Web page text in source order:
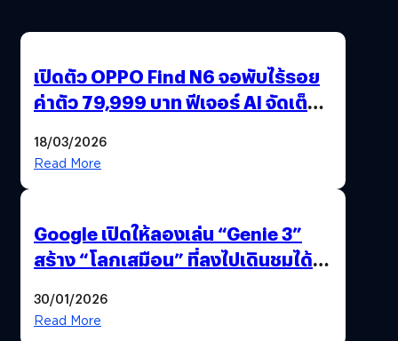
เปิดตัว OPPO Find N6 จอพับไร้รอย
ค่าตัว 79,999 บาท ฟีเจอร์ AI จัดเต็ม
18/03/2026
Read More
Google เปิดให้ลองเล่น “Genie 3”
สร้าง “โลกเสมือน” ที่ลงไปเดินชมได้
30/01/2026
Read More